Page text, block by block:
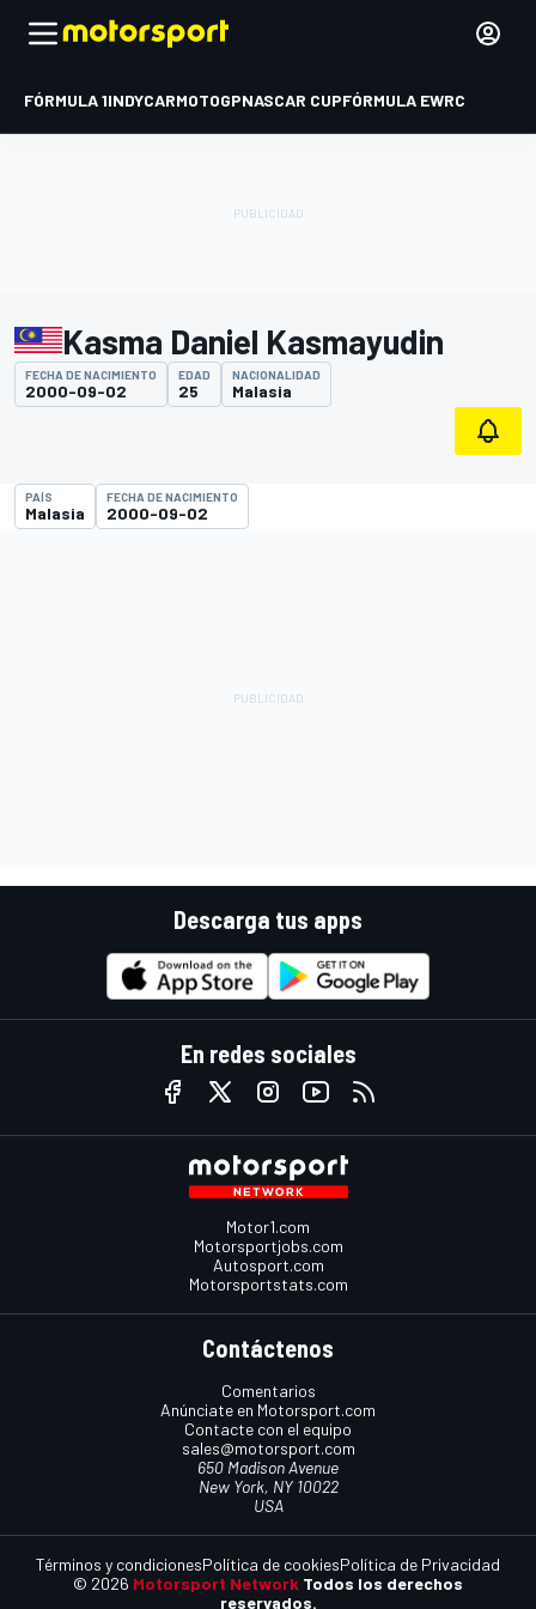
FÓRMULA 1INDYCARMOTOGPNASCAR CUPFÓRMULA EWRC
Kasma Daniel Kasmayudin
FECHA DE NACIMIENTO
2000-09-02
EDAD
25
NACIONALIDAD
Malasia
PAÍS
Malasia
FECHA DE NACIMIENTO
2000-09-02
Descarga tus apps
En redes sociales
Motor1.com
Motorsportjobs.com
Autosport.com
Motorsportstats.com
Contáctenos
Comentarios
Anúnciate en Motorsport.com
Contacte con el equipo
sales@motorsport.com
650 Madison Avenue
New York, NY 10022
USA
© 2026 Motorsport Network Todos los derechos
reservados.
Términos y condicionesPolítica de cookiesPolítica de Privacidad